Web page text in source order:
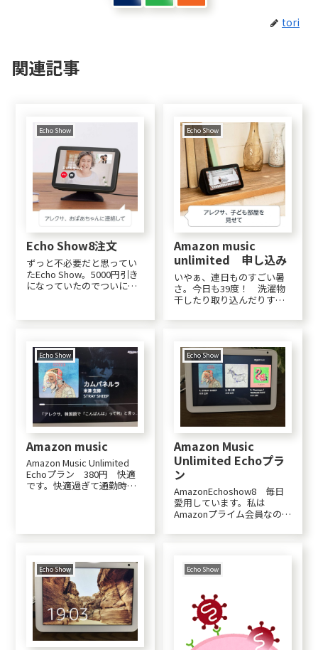
tori
関連記事
Echo Show
Echo Show8注文
ずっと不必要だと思ってい
たEcho Show。5000円引き
になっていたのでついに買
ため。ガラケーしか使えな
らない。それに耳が遠くて
電話に出ない...
Echo Show
Amazon music
unlimited 申し込み
いやぁ、連日ものすごい暑
さ。今日も39度！ 洗濯物
干したり取り込んだりする
大人しく自粛生活。水・珈
ト、時々カルピスウォータ
ー。それでもトイレに行く
回数は少ないから汗かいて
るんだろうなぁ。さて今日...
Echo Show
Amazon music
Amazon Music Unlimited
Echoプラン 380円 快適
です。快適過ぎて通勤時の
ｸｼｸ…、仕方なくSpotifyで
Echo Show
Amazon Music
Unlimited Echoプラ
ン
AmazonEchoshow8 毎日
愛用しています。私は
Amazonプライム会員なので
7,000万曲聞ける「Amazon
とはSpotifyが好きなの...
Echo Show Echo Show